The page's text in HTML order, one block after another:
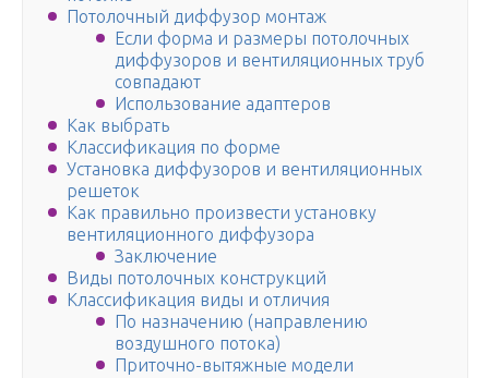
Потолочный диффузор монтаж
Если форма и размеры потолочных
диффузоров и вентиляционных труб
совпадают
Использование адаптеров
Как выбрать
Классификация по форме
Установка диффузоров и вентиляционных
решеток
Как правильно произвести установку
вентиляционного диффузора
Заключение
Виды потолочных конструкций
Классификация виды и отличия
По назначению (направлению
воздушного потока)
Приточно-вытяжные модели